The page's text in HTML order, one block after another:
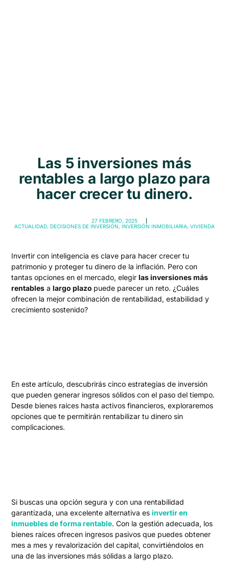
Las 5 inversiones más
rentables a largo plazo para
hacer crecer tu dinero.
27 FEBRERO, 2025
ACTUALIDAD, DECISIONES DE INVERSIÓN, INVERSIÓN INMOBILIARIA, VIVIENDA
Invertir con inteligencia es clave para hacer crecer tu
patrimonio y proteger tu dinero de la inflación. Pero con
tantas opciones en el mercado, elegirlas inversiones más
rentables alargo plazo puede parecer un reto. ¿Cuáles
ofrecen la mejor combinación de rentabilidad, estabilidad y
crecimiento sostenido?
En este artículo, descubrirás cinco estrategias de inversión
que pueden generar ingresos sólidos con el paso del tiempo.
Desde bienes raíces hasta activos financieros, exploraremos
opciones que te permitirán rentabilizar tu dinero sin
complicaciones.
Si buscas una opción segura y con una rentabilidad
garantizada, una excelente alternativa es invertir en
inmuebles de forma rentable. Con la gestión adecuada, los
bienes raíces ofrecen ingresos pasivos que puedes obtener
mes a mes y revalorización del capital, convirtiéndolos en
una de las inversiones más sólidas a largo plazo.